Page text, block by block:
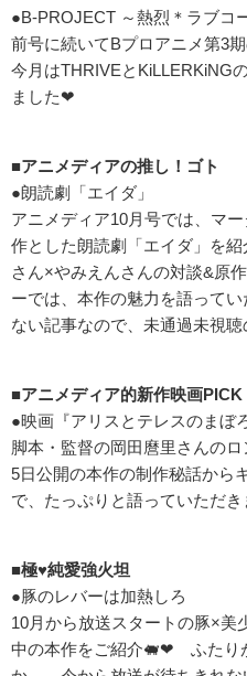
●B-PROJECT ～熱烈＊ラブコ
前号に続いてBプロアニメ第3
今月はTHRIVEとKiLLERKiNG
ました❤
■アニメディアの推し！ゴト
●朗読劇「エイダ」
アニメディア10月号では、マ
作とした朗読劇「エイダ」を
さん×やみえんさんの対談&原
ーでは、本作の魅力を語って
ない記事なので、未通過未視聴
■アニメディア的新作映画PICK
●映画『アリスとテレスのまぼ
脚本・監督の岡田麿里さんの
5日公開の本作の制作秘話から
で、たっぷりと語っていただ
■極♥純愛強火坦
●豚のレバーは加熱しろ
10月から放送スタートの豚×美
中の本作をご紹介🐖❤ ふたり